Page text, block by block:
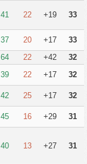
41 22 +19 33
37 20 +17 33
64 22 +42 32
39 22 +17 32
42 25 +17 32
45 16 +29 31
40 13 +27 31